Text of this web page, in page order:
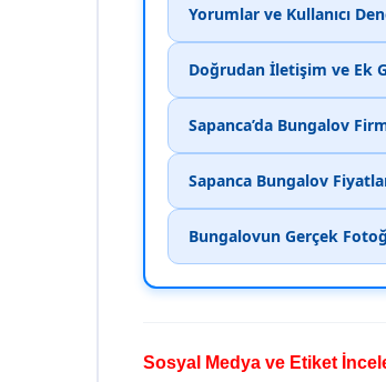
Yorumlar ve Kullanıcı
Doğrudan İletişim ve Ek
Sapanca’da Bungalov
Sapanca Bungalov
Bungalovun Gerçek
Sosyal Medya ve Etiket